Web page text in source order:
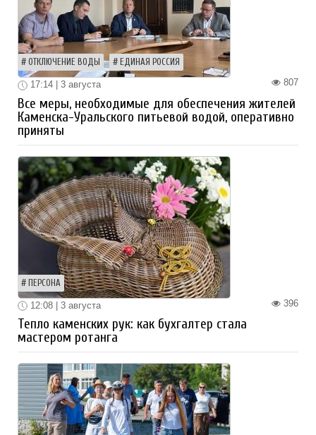
ОТКЛЮЧЕНИЕ ВОДЫ ЕДИНАЯ РОССИЯ
807
17:14 | 3 августа
Все меры, необходимые для обеспечения жителей
Каменска-Уральского питьевой водой, оперативно
приняты
ПЕРСОНА
396
12:08 | 3 августа
Тепло каменских рук: как бухгалтер стала
мастером ротанга